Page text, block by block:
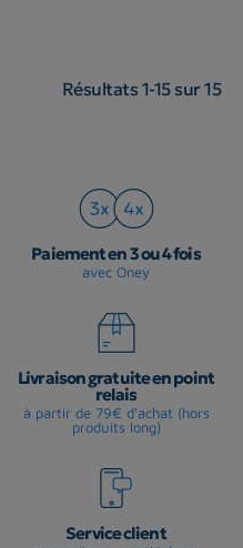
Résultats 1-15 sur 15
Paiement en 3 ou 4 fois
avec Oney
Livraison gratuite en point
relais
à partir de 79€ d'achat (hors
produits long)
Service client